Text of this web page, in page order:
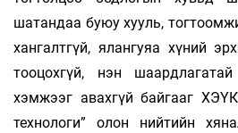
шатандаа буюу хууль,
хангалтгүй, ялангуяа хүний
тооцохгүй, нэн
хэмжээг авахгүй байгааг
технологи” олон нийтийн